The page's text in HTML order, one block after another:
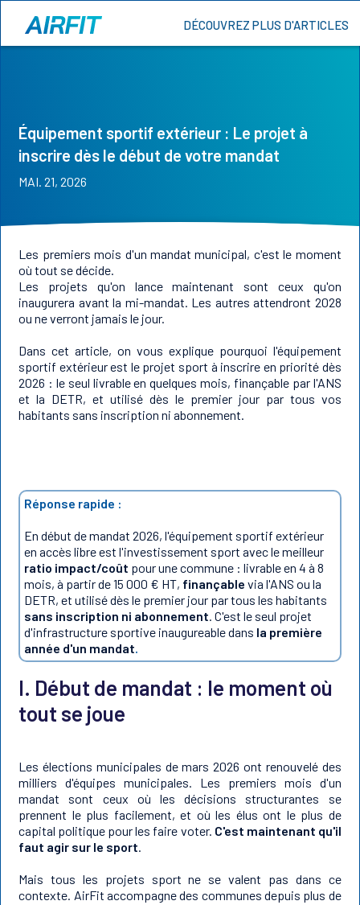
DÉCOUVREZ PLUS D'ARTICLES
Équipement sportif extérieur : Le projet à
inscrire dès le début de votre mandat
MAI. 21, 2026
Les premiers mois d'un mandat municipal, c'est le moment
où tout se décide.
Les projets qu'on lance maintenant sont ceux qu'on
inaugurera avant la mi-mandat. Les autres attendront 2028
ou ne verront jamais le jour.
Dans cet article, on vous explique pourquoi l'équipement
sportif extérieur est le projet sport à inscrire en priorité dès
2026 : le seul livrable en quelques mois, finançable par l'ANS
et la DETR, et utilisé dès le premier jour par tous vos
habitants sans inscription ni abonnement.
Réponse rapide :
En début de mandat 2026, l'équipement sportif extérieur
en accès libre est l'investissement sport avec le meilleur
ratio impact/coût pour une commune : livrable en 4 à 8
mois, à partir de 15 000 € HT, finançable via l'ANS ou la
DETR, et utilisé dès le premier jour par tous les habitants
sans inscription ni abonnement. C'est le seul projet
d'infrastructure sportive inaugureable dans la première
année d'un mandat.
I. Début de mandat : le moment où
tout se joue
Les élections municipales de mars 2026 ont renouvelé des
milliers d'équipes municipales. Les premiers mois d'un
mandat sont ceux où les décisions structurantes se
prennent le plus facilement, et où les élus ont le plus de
capital politique pour les faire voter. C'est maintenant qu'il
faut agir sur le sport.
Mais tous les projets sport ne se valent pas dans ce
contexte. AirFit accompagne des communes depuis plus de